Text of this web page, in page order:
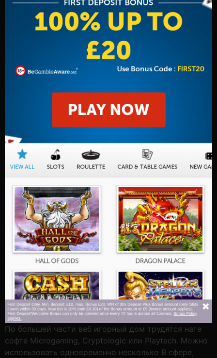
По большей части веб игорный дом трудятся нате
софте Microgaming, Cryptologic или Playtech. Можно
использовать одновременно несколько В сфере,